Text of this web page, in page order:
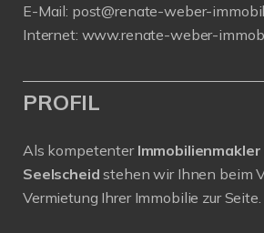
E-Mail: post@renate-weber-
Internet: www.renate-weber-
PROFIL
Als kompetenter
Seelscheidstehen wir Ihnen beim
Vermietung Ihrer Immobilie zur Seite.